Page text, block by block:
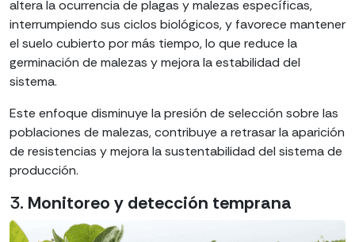
altera la ocurrencia de plagas y malezas específicas,
interrumpiendo sus ciclos biológicos, y favorece mantener
el suelo cubierto por más tiempo, lo que reduce la
germinación de malezas y mejora la estabilidad del
sistema.
Este enfoque disminuye la presión de selección sobre las
poblaciones de malezas, contribuye a retrasar la aparición
de resistencias y mejora la sustentabilidad del sistema de
producción.
3. Monitoreo y detección temprana